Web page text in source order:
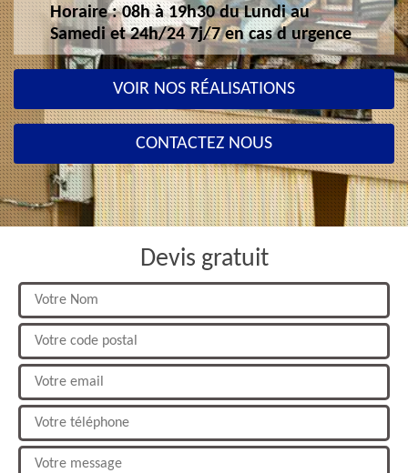
Horaire : 08h à 19h30 du Lundi au
Samedi et 24h/24 7j/7 en cas d urgence
VOIR NOS RÉALISATIONS
CONTACTEZ NOUS
Devis gratuit